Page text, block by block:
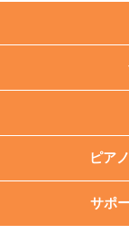
ピア
サポ